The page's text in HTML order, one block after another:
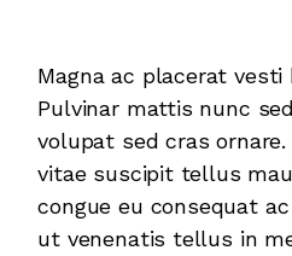
Magna ac placerat
Pulvinar mattis nunc
volupat sed cras
vitae suscipit tellus
congue eu consequat
ut venenatis tellus in